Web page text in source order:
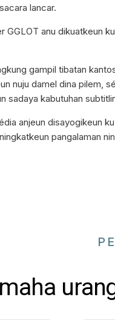
lancar.
GGLOT anu dikuatkeun
gampil tibatan
nuju damel dina pilem,
sadaya kabutuhan
anjeun disayogikeun
pangalaman